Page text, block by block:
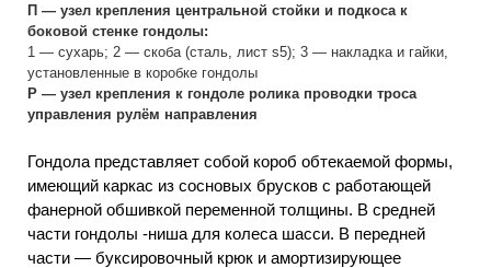
П — узел крепления центральной стойки и подкоса к
боковой стенке гондолы:
1 — сухарь; 2 — скоба (сталь, лист s5); 3 — накладка и гайки,
установленные в коробке гондолы
Р — узел крепления к гондоле ролика проводки троса
управления рулём направления
Гондола представляет собой короб обтекаемой формы,
имеющий каркас из сосновых брусков с работающей
фанерной обшивкой переменной толщины. В средней
части гондолы -ниша для колеса шасси. В передней
части — буксировочный крюк и амортизирующее